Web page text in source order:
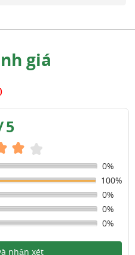
giá
5
0%
100%
0%
0%
0%
nhận xét